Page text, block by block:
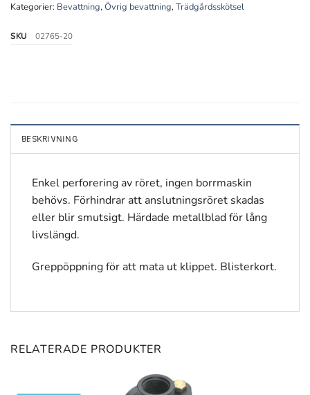
Kategorier: Bevattning,Övrig bevattning,Trädgårdsskötsel
SKU 02765-20
BESKRIVNING
Enkel perforering av röret, ingen borrmaskin
behövs. Förhindrar att anslutningsröret skadas
eller blir smutsigt. Härdade metallblad för lång
livslängd.
Greppöppning för att mata ut klippet. Blisterkort.
RELATERADE PRODUKTER